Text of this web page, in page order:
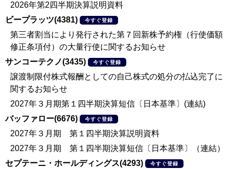
2026年第2四半期決算説明資料
ビープラッツ(4381)
今すぐ登録
第三者割当により発行された第７回新株予約権（行使価額
修正条項付）の大量行使に関するお知らせ
サンコーテクノ(3435)
今すぐ登録
譲渡制限付株式報酬としての自己株式の処分の払込完了に
関するお知らせ
2027年３月期第１四半期決算短信〔日本基準〕(連結)
バッファロー(6676)
今すぐ登録
2027年３月期 第１四半期決算説明資料
2027年３月期 第１四半期決算短信〔日本基準〕（連結）
セプテーニ・ホールディングス(4293)
今すぐ登録